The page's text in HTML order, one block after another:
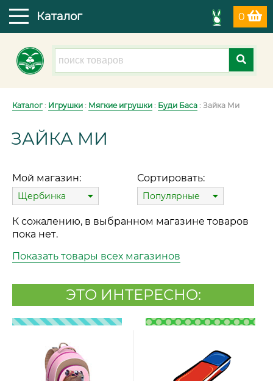
0
Каталог
Каталог: Игрушки : Мягкие игрушки : Буди Баса : Зайка Ми
ЗАЙКА МИ
Мой магазин:
Щербинка
Сортировать:
Популярные
К сожалению, в выбранном магазине товаров
пока нет.
Показать товары всех магазинов
ЭТО ИНТЕРЕСНО: